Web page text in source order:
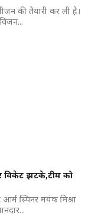
की तैयारी कर ली है।
विकेट झटके,टीम को
स्पिनर मयंक मिश्रा